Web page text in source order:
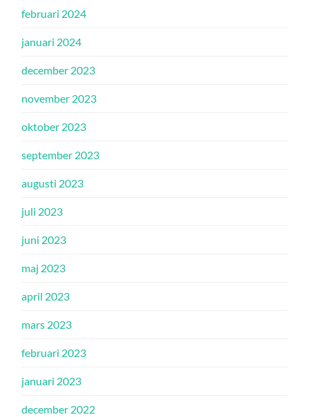
februari 2024
januari 2024
december 2023
november 2023
oktober 2023
september 2023
augusti 2023
juli 2023
juni 2023
maj 2023
april 2023
mars 2023
februari 2023
januari 2023
december 2022